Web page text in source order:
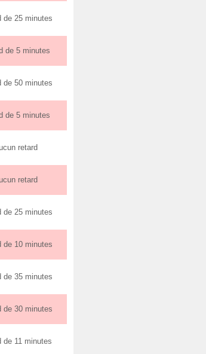
de 25 minutes
de 5 minutes
de 50 minutes
de 5 minutes
retard
retard
de 25 minutes
de 10 minutes
de 35 minutes
de 30 minutes
de 11 minutes